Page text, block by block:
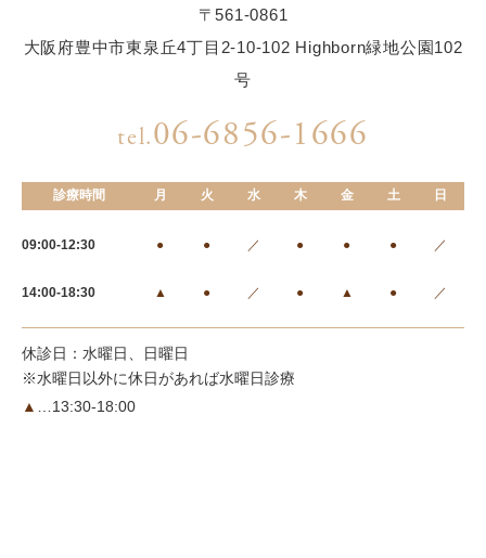
〒561-0861
大阪府豊中市東泉丘4丁目2-10-102 Highborn緑地公園102
号
tel.06-6856-1666
診療時間 月 火 水 木 金 土 日
09:00-12:30 ● ● ／ ● ● ● ／
14:00-18:30 ▲ ● ／ ● ▲ ● ／
休診日：水曜日、日曜日
※水曜日以外に休日があれば水曜日診療
▲
…13:30-18:00